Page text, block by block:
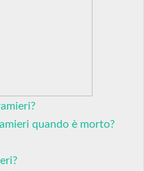
quando è morto?